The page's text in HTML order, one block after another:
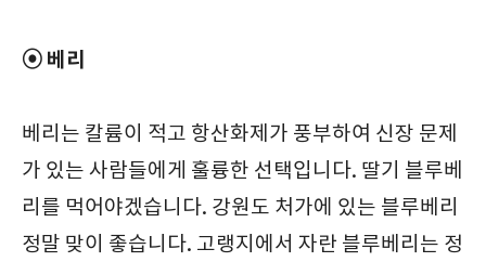
⦿ 베리
베리는 칼륨이 적고 항산화제가 풍부하여 신장 문제
가 있는 사람들에게 훌륭한 선택입니다. 딸기 블루베
리를 먹어야겠습니다. 강원도 처가에 있는 블루베리
정말 맞이 좋습니다. 고랭지에서 자란 블루베리는 정